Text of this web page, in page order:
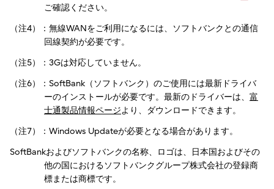
ご確認ください。
（注4）：無線WANをご利用になるには、ソフトバンクとの通信
回線契約が必要です。
（注5）：3Gは対応していません。
（注6）：SoftBank（ソフトバンク）のご使用には最新ドライバ
ーのインストールが必要です。最新のドライバーは、 富
士通製品情報ページより、ダウンロードできます。
（注7）：Windows Updateが必要となる場合があります。
SoftBankおよびソフトバンクの名称、ロゴは、日本国およびその
他の国におけるソフトバンクグループ株式会社の登録商
標または商標です。